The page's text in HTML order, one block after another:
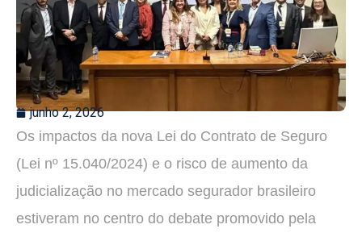
junho 2, 2026
Os impactos da nova Lei do Contrato de Seguro
(Lei nº 15.040/2024) e o risco de aumento da
judicialização no mercado segurador brasileiro
estiveram no centro do debate promovido pela